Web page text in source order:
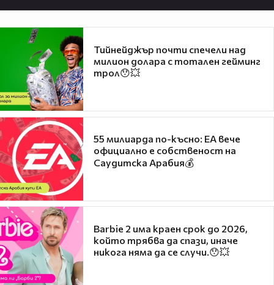
Тийнейджър почти спечели над
милион долара с тотален гейминг
трол😯💥
55 милиарда по-късно: EA вече
официално е собственост на
Саудитска Арабия💰
Barbie 2 има краен срок до 2026,
който трябва да спази, иначе
никога няма да се случи.😯💥